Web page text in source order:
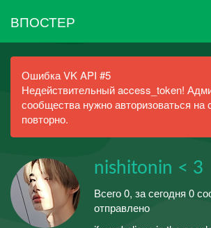
ВПОСТЕР
Ошибка VK API #5
Недействительный access_token!
сообщества нужно авторизоваться на
повторно.
nishitonin < 3
Всего 0, за сегодня 0
отправлено